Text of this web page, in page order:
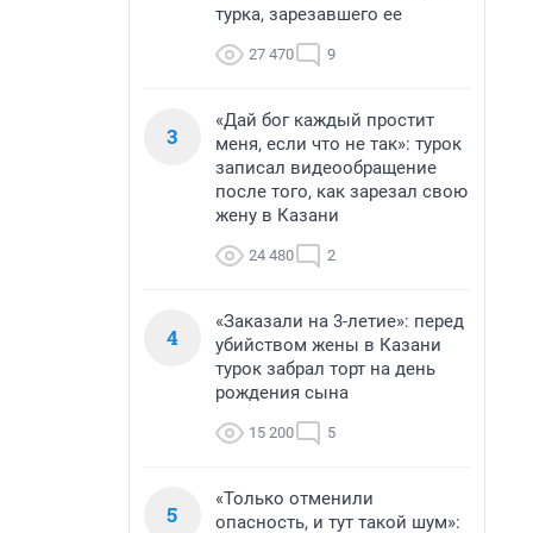
турка, зарезавшего ее
27 470 9
3
«Дай бог каждый простит
меня, если что не так»: турок
записал видеообращение
после того, как зарезал свою
жену в Казани
24 480 2
4
«Заказали на 3-летие»: перед
убийством жены в Казани
турок забрал торт на день
рождения сына
15 200 5
5
«Только отменили
опасность, и тут такой шум»: